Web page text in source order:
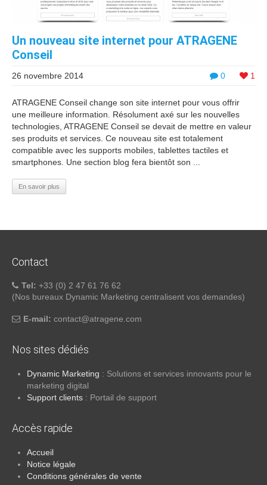
Un nouveau site internet pour ATRAGENE
Conseil
0 1
26 novembre 2014
ATRAGENE Conseil change son site internet pour vous offrir
une meilleure information. Résolument axé sur les nouvelles
technologies, ATRAGENE Conseil se devait de mettre en valeur
ses produits et services. Ce nouveau site est totalement
compatible avec les supports mobiles, tablettes tactiles et
smartphones. Une section blog fera bientôt son ...
En savoir plus
Contact
Tel: +33 (0) 2 47 61 76 62
(Nos bureaux Dynamic Marketing centralisent vos demandes)
E-mail: moc.e
negar
ta@tc
atnoc
Nos sites dédiés
Dynamic Marketing : Solutions et services innovants pour le
marketing digital
Support clients : Portail de support
Accès rapide
Accueil
Notice légale
Conditions générales de vente